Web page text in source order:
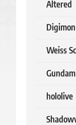
Altered
Digimon
Weiss
Gundam
hololive